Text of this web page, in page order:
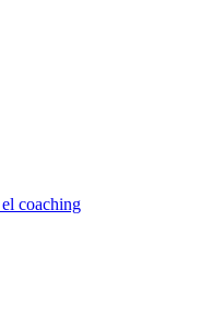
coaching